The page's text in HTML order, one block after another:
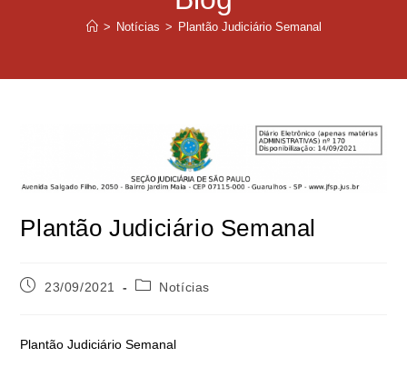
> Notícias > Plantão Judiciário Semanal
Plantão Judiciário Semanal
23/09/2021 Notícias
Plantão Judiciário Semanal